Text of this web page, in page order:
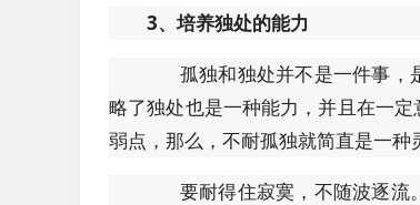
3、培养独处的能力
孤独和独处并不是一件事，
略了独处也是一种能力，并且在一
弱点，那么，不耐孤独就简直是一种
要耐得住寂寞，不随波逐流